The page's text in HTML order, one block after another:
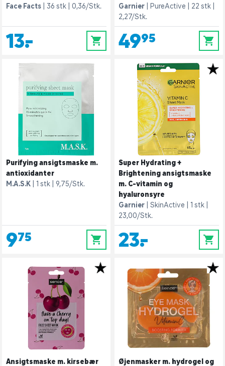
Face Facts
36 stk 0,36/Stk.
13,- 0
Garnier
PureActive
22 stk
2,27/Stk.
49,95 0
Purifying ansigtsmaske m.
antioxidanter
M.A.S.K
1 stk 9,75/Stk.
9,75 0
Super Hydrating +
Brightening ansigtsmaske
m. C-vitamin og
hyaluronsyre
Garnier
SkinActive
1 stk
23,00/Stk.
23,- 0
Ansigtsmaske m. kirsebær
Øjenmasker m. hydrogel og